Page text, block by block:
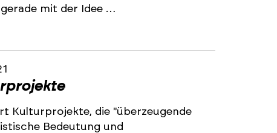
mit der Idee …
Kulturprojekte, die "überzeugende
Bedeutung und